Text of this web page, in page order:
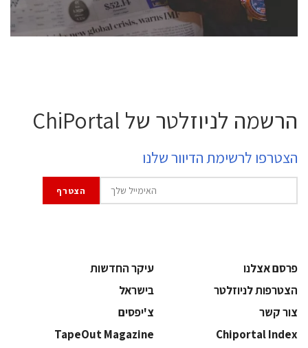
לחץ לפרטים
הרשמה לניוזלטר של ChiPortal
הצטרפו לרשימת הדיוור שלנו
פרסם אצלנו
עיקר החדשות
הצטרפות לניוזלטר
בישראל
צור קשר
צ'יפסים
Chiportal Index
TapeOut Magazine